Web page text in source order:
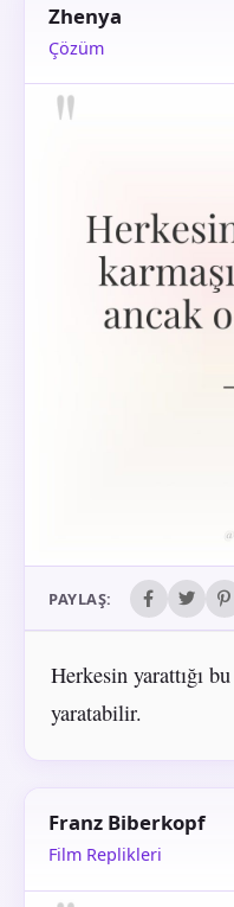
Zhenya
Çözüm
PAYLAŞ:
Herkesin yarattığı
yaratabilir.
Franz Biberkopf
Film Replikleri